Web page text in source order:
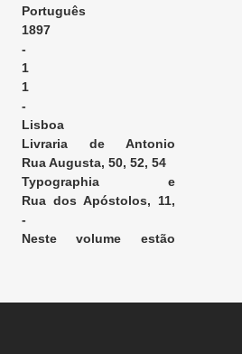
Português
1897
-
1
1
-
Lisboa
Livraria de Antonio
Maria Pereira
Rua Augusta, 50, 52, 54
Typographia e
Stereotypia Moderna
Rua dos Apóstolos, 11,
1° andar [Lisboa]
-
Neste volume estão